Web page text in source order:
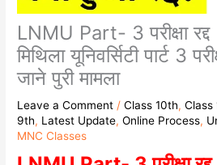
LNMU Part- 3 परीक्षा
मिथिला यूनिवर्सिटी पार्ट 3
जाने पुरी मामला
Leave a Comment /Class 10th,Class
9th, Latest Update,Online Process,
MNC Classes